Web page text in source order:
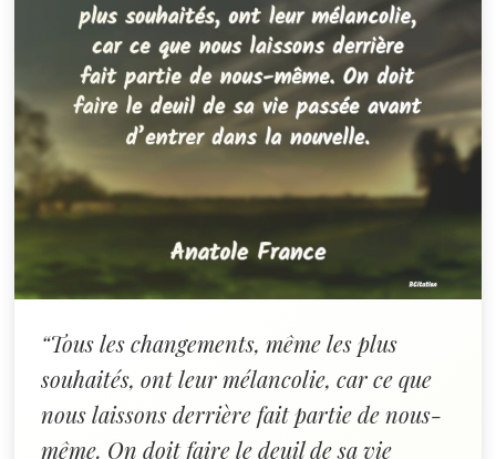
“Tous les changements, même les plus
souhaités, ont leur mélancolie, car ce que
nous laissons derrière fait partie de nous-
même. On doit faire le deuil de sa vie